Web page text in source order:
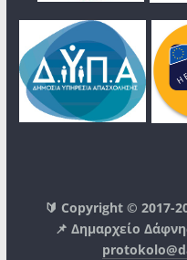
🔰 Copyright © 2017-
📌 Δημαρχείο